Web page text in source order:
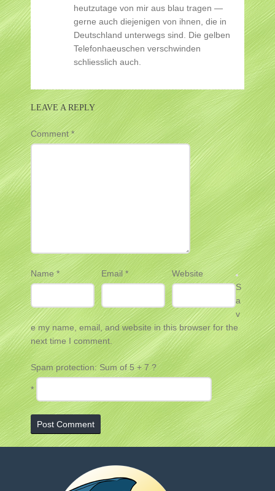
heutzutage von mir aus blau tragen —
gerne auch diejenigen von ihnen, die in
Deutschland unterwegs sind. Die gelben
Telefonhaeuschen verschwinden
schliesslich auch.
LEAVE A REPLY
Comment*
Name* Email*
Website
S
a
v
e my name, email, and website in this browser for the
next time I comment.
Spam protection: Sum of 5 + 7 ?
*